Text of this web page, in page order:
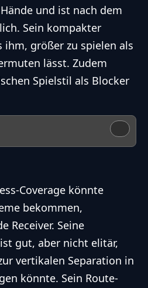
und ist nach dem
Sein kompakter
ihm, größer zu spielen als
lässt. Zudem
Spielstil als Blocker
Coverage könnte
bekommen,
Receiver. Seine
gut, aber nicht elitär,
vertikalen Separation in
könnte. Sein Route-